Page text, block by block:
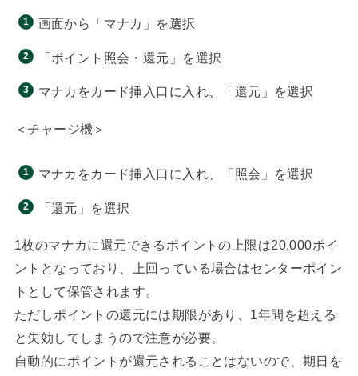
画面から「マナカ」を選択
「ポイント照会・還元」を選択
マナカをカード挿入口に入れ、「還元」を選択
＜チャージ機＞
マナカをカード挿入口に入れ、「照会」を選択
「還元」を選択
1枚のマナカに還元できるポイントの上限は20,000ポイ
ントとなっており、上回っている場合はセンターポイン
トとして保管されます。
ただしポイントの還元には期限があり、1年間を超える
と失効してしまうので注意が必要。
自動的にポイントが還元されることはないので、期日を